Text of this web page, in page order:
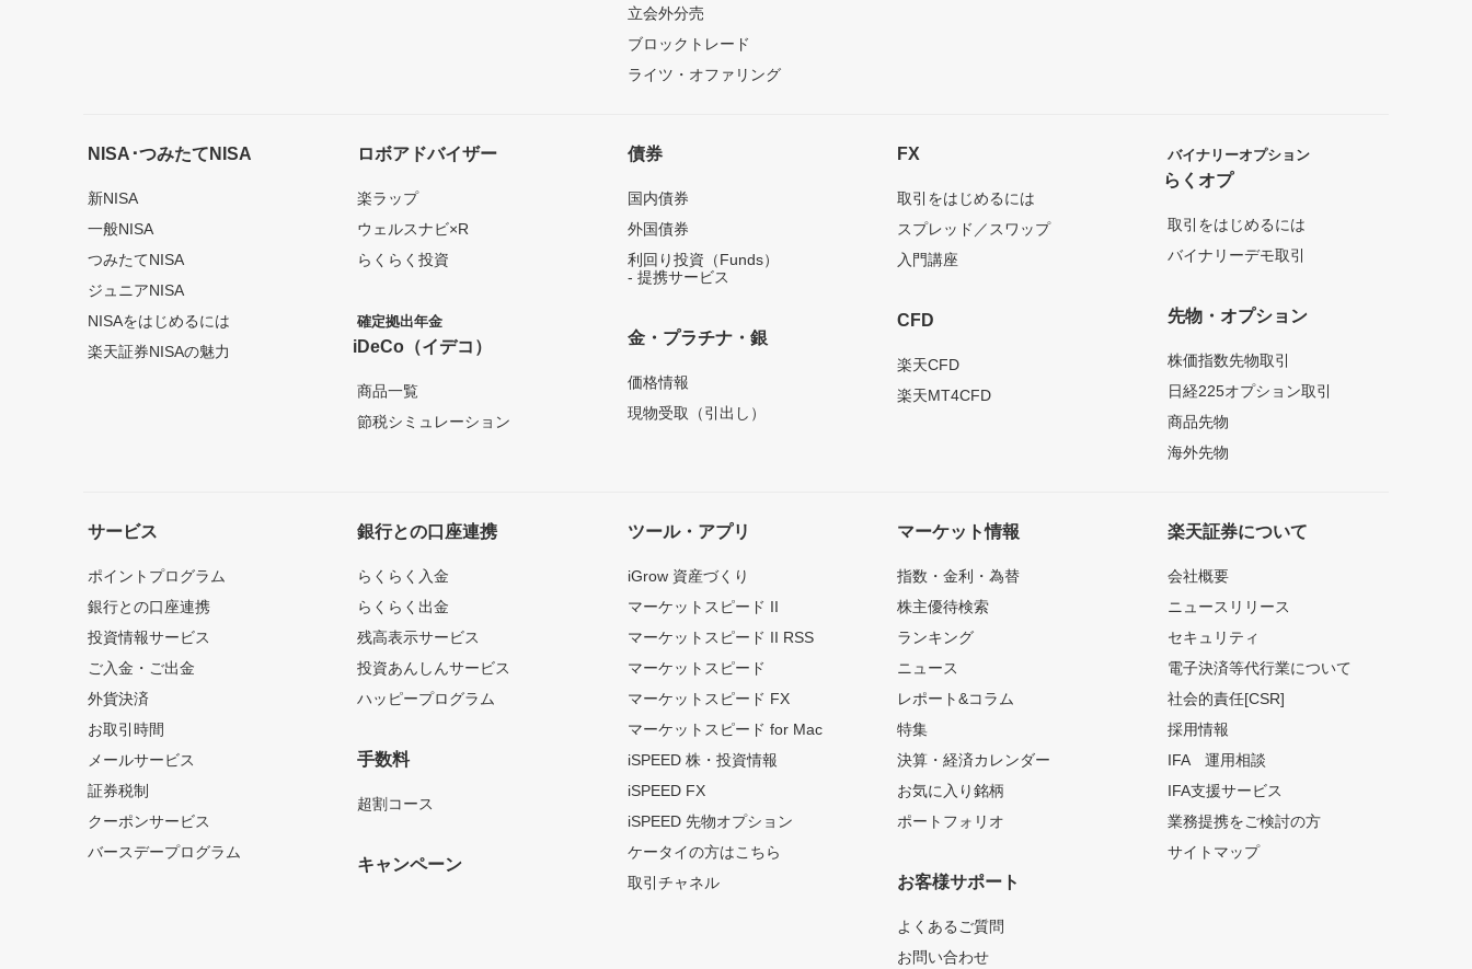
立会外分売
ブロックトレード
ライツ・オファリング
NISA･つみたてNISA
新NISA
一般NISA
つみたてNISA
ジュニアNISA
NISAをはじめるには
楽天証券NISAの魅力
ロボアドバイザー
楽ラップ
ウェルスナビ×R
らくらく投資
確定拠出年金
iDeCo（イデコ）
商品一覧
節税シミュレーション
債券
国内債券
外国債券
利回り投資（Funds）
- 提携サービス
金・プラチナ・銀
価格情報
現物受取（引出し）
FX
取引をはじめるには
スプレッド／スワップ
入門講座
CFD
楽天CFD
楽天MT4CFD
バイナリーオプション
らくオプ
取引をはじめるには
バイナリーデモ取引
先物・オプション
株価指数先物取引
日経225オプション取引
商品先物
海外先物
サービス
ポイントプログラム
銀行との口座連携
投資情報サービス
ご入金・ご出金
外貨決済
お取引時間
メールサービス
証券税制
クーポンサービス
バースデープログラム
銀行との口座連携
らくらく入金
らくらく出金
残高表示サービス
投資あんしんサービス
ハッピープログラム
手数料
超割コース
キャンペーン
ツール・アプリ
iGrow 資産づくり
マーケットスピード II
マーケットスピード II RSS
マーケットスピード
マーケットスピード FX
マーケットスピード for Mac
iSPEED 株・投資情報
iSPEED FX
iSPEED 先物オプション
ケータイの方はこちら
取引チャネル
マーケット情報
指数・金利・為替
株主優待検索
ランキング
ニュース
レポート&コラム
特集
決算・経済カレンダー
お気に入り銘柄
ポートフォリオ
お客様サポート
よくあるご質問
お問い合わせ
楽天証券について
会社概要
ニュースリリース
セキュリティ
電子決済等代行業について
社会的責任[CSR]
採用情報
IFA 運用相談
IFA支援サービス
業務提携をご検討の方
サイトマップ